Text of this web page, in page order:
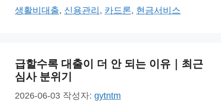
리
그
생활비대출, 신용관리 , 카드론, 현금서비스
급할수록 대출이 더 안 되는 이유｜최근
심사 분위기
2026-06-03 작성자: gytntm